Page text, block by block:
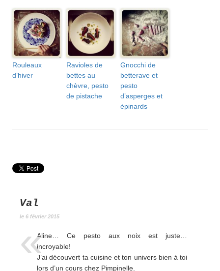
Rouleaux
d’hiver
Ravioles de
bettes au
chèvre, pesto
de pistache
Gnocchi de
betterave et
pesto
d’asperges et
épinards
Val
le 6 février 2015
Aline… Ce pesto aux noix est juste…
incroyable!
J’ai découvert ta cuisine et ton univers bien à toi
lors d’un cours chez Pimpinelle.